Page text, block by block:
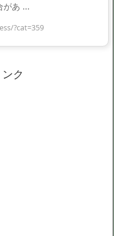
があ ...
?cat=359
ク